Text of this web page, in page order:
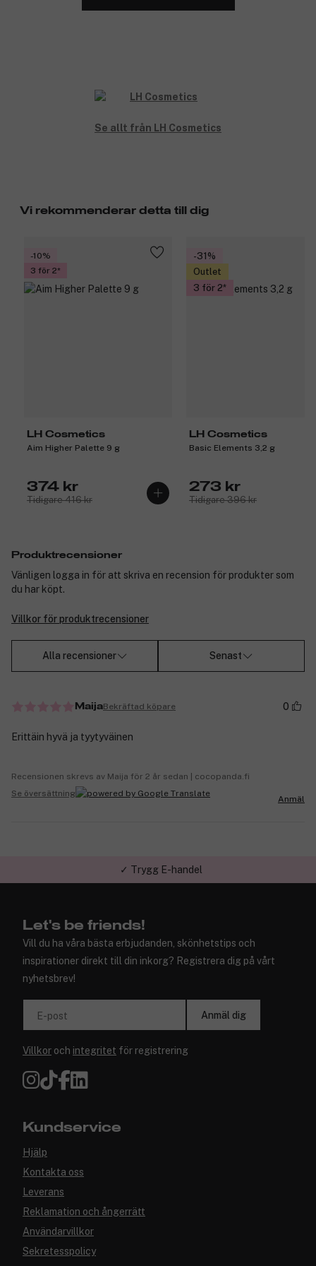
Se allt från LH Cosmetics
Vi rekommenderar detta till dig
-10%
3 för 2
LH Cosmetics
Aim Higher Palette 9 g
374 kr
Tidigare 416 kr
-31%
Outlet
3 för 2
LH Cosmetics
Basic Elements 3,2 g
273 kr
Tidigare 396 kr
Produktrecensioner
Vänligen logga in för att skriva en recension för produkter som
du har köpt.
Villkor för produktrecensioner
Alla recensioner Senast
MaijaBekräftad köpare 0
Erittäin hyvä ja tyytyväinen
Recensionen skrevs av Maija för 2 år sedan | cocopanda.fi
Se översättning
Anmäl
✓ Trygg E-handel
Let's be friends!
Vill du ha våra bästa erbjudanden, skönhetstips och
inspirationer direkt till din inkorg? Registrera dig på vårt
nyhetsbrev!
E-post Anmäl dig
Villkor och integritet för registrering
Kundservice
Hjälp
Kontakta oss
Leverans
Reklamation och ångerrätt
Användarvillkor
Sekretesspolicy